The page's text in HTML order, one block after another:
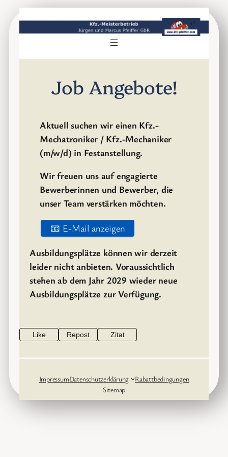
Inhalt
Job Angebote!
Aktuell suchen wir einen Kfz.-
Mechatroniker / Kfz.-Mechaniker
(m/w/d) in Festanstellung.
Wir freuen uns auf engagierte
Bewerberinnen und Bewerber, die
unser Team verstärken möchten.
📧 E-Mail anzeigen
Ausbildungsplätze können wir derzeit
leider nicht anbieten. Voraussichtlich
stehen ab dem Jahr 2029 wieder neue
Ausbildungsplätze zur Verfügung.
Like Repost Zitat
ImpressumDatenschutzerklärung
Rabattbedingungen
Sitemap